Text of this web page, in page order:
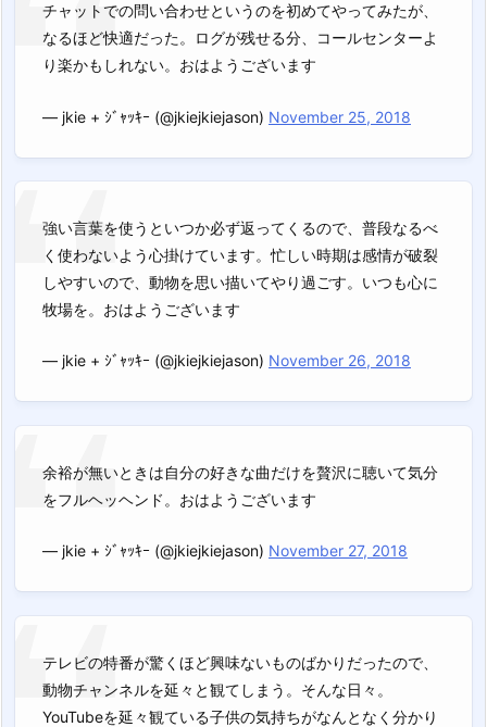
チャットでの問い合わせというのを初めてやってみたが、
なるほど快適だった。ログが残せる分、コールセンターよ
り楽かもしれない。おはようございます
— jkie + ｼﾞｬｯｷｰ (@jkiejkiejason) November 25, 2018
強い言葉を使うといつか必ず返ってくるので、普段なるべ
く使わないよう心掛けています。忙しい時期は感情が破裂
しやすいので、動物を思い描いてやり過ごす。いつも心に
牧場を。おはようございます
— jkie + ｼﾞｬｯｷｰ (@jkiejkiejason) November 26, 2018
余裕が無いときは自分の好きな曲だけを贅沢に聴いて気分
をフルヘッヘンド。おはようございます
— jkie + ｼﾞｬｯｷｰ (@jkiejkiejason) November 27, 2018
テレビの特番が驚くほど興味ないものばかりだったので、
動物チャンネルを延々と観てしまう。そんな日々。
YouTubeを延々観ている子供の気持ちがなんとなく分かり